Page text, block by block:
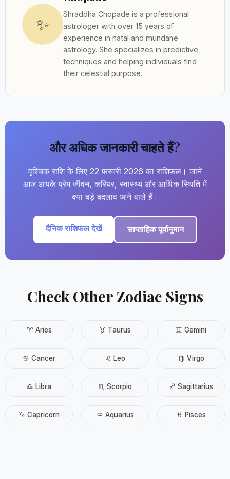
✨
Shraddha Chopade is a professional
astrologer with over 15 years of
experience in natal and mundane
astrology. She specializes in predictive
techniques and helping individuals find
their celestial purpose.
और अधिक जानकारी चाहते हैं?
वृश्चिक राशि के लिए 22 फरवरी 2026 का राशिफल। जानें
आज आपके प्रेम जीवन, करियर, स्वास्थ्य और आर्थिक स्थिति में
क्या बड़े बदलाव आने वाले हैं।
दैनिक राशिफल देखें साप्ताहिक पूर्वानुमान
Check Other Zodiac Signs
♈ Aries ♉ Taurus ♊ Gemini
♋ Cancer ♌ Leo ♍ Virgo
♎ Libra ♏ Scorpio ♐ Sagittarius
♑ Capricorn ♒ Aquarius ♓ Pisces